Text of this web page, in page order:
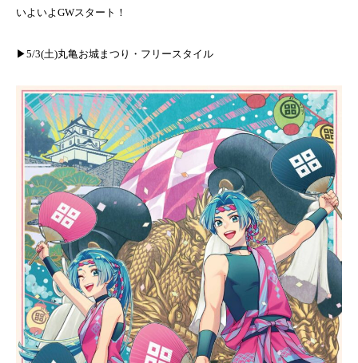
いよいよGWスタート！
▶︎5/3(土)丸亀お城まつり・フリースタイル